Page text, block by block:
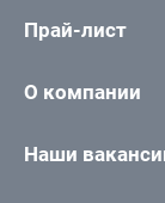
Прай-лист
О компании
Наши